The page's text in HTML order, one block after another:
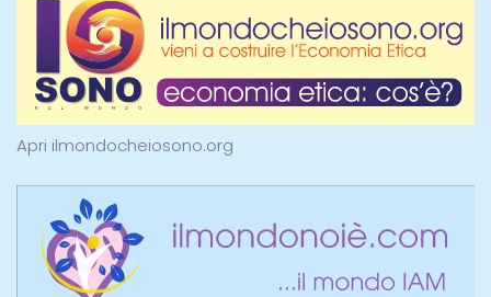
Apri ilmondocheiosono.org